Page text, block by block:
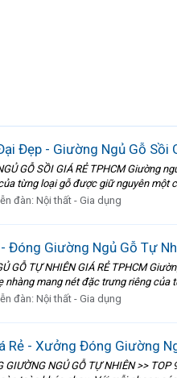
Đẹp - Giường Ngủ Gỗ Sồi
GỖ SỒI GIÁ RẺ TPHCM
từng loại gỗ được giữ nguyên một
đàn:Nội thất - Gia dụng
Đóng Giường Ngủ Gỗ Tự
GỖ TỰ NHIÊN GIÁ RẺ TPHCM
nhàng mang nét đặc trưng riêng của
đàn:Nội thất - Gia dụng
Rẻ - Xưởng Đóng Giường
GIƯỜNG NGỦ GỖ TỰ NHIÊN >>